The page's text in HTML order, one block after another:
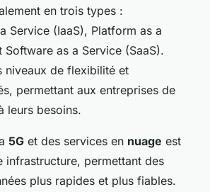
en trois types :
Service (IaaS), Platform as a
Software as a Service (SaaS).
niveaux de flexibilité et
permettant aux entreprises de
leurs besoins.
5G et des services en nuage est
infrastructure, permettant des
plus rapides et plus fiables.